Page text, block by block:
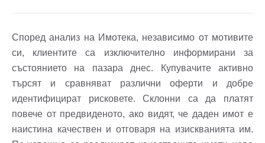
Според анализ на Имотека, независимо от мотивите
си, клиентите са изключително информирани за
състоянието на пазара днес. Купувачите активно
търсят и сравняват различни оферти и добре
идентифицират рисковете. Склонни са да платят
повече от предвиденото, ако видят, че даден имот е
наистина качествен и отговаря на изискванията им.